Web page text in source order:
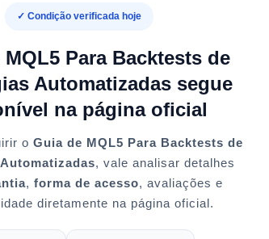
✓ Condição verificada hoje
Para Backtests de
Automatizadas segue
na página oficial
oGuia de MQL5 Para Backtests de
, vale analisar detalhes
, forma de acesso, avaliações e
diretamente na página oficial.